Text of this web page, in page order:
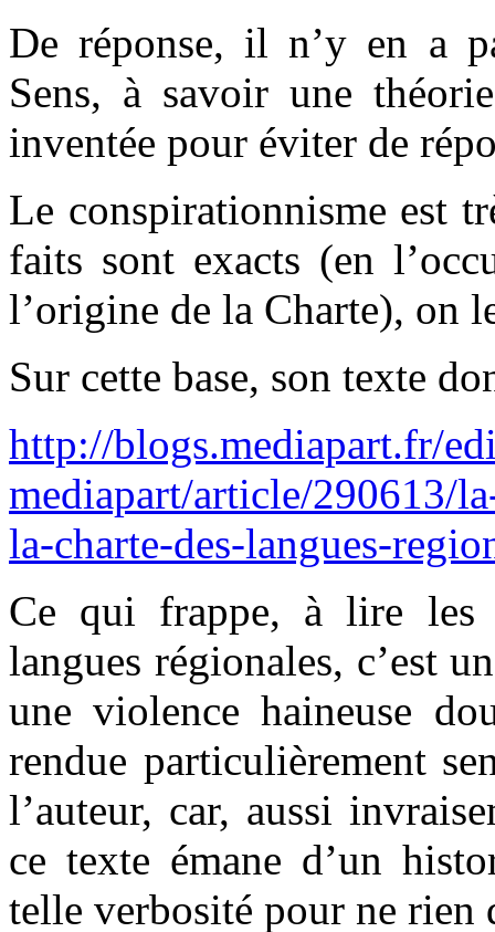
De réponse, il n’y en a
Sens, à savoir une
inventée pour éviter de
Le conspirationnisme est
faits sont exacts (en
l’origine de la Charte), on
Sur cette base, son texte
http://blogs.mediapart.fr/
mediapart/article/290613/
la-charte-des-langues-
Ce qui frappe, à lire les
langues régionales, c’est
une violence haineuse
rendue particulièrement
l’auteur, car, aussi
ce texte émane d’un
telle verbosité pour ne rien